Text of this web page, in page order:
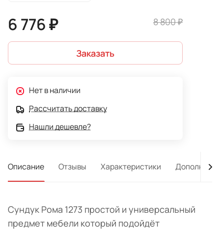
6 776 ₽ 8 800 ₽
Заказать
Нет в наличии
Рассчитать доставку
Нашли дешевле?
Описание Отзывы Характеристики
Сундук Рома 1273 простой и универсальный
предмет мебели который подойдёт